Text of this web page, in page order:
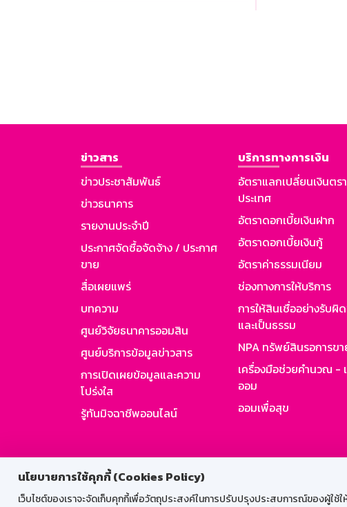
นโยบายการใช้คุกกี้ (Cookies Policy)
เว็บไซต์ของเราจะจัดเก็บคุกกี้เพื่อวัตถุประสงค์ในการปรับปรุงประสบการณ์ของผู้ใช้
ข่าวสาร
ข่าวประชาสัมพันธ์
ข่าวธนาคาร
รายงานประจำปี
ประกาศจัดซื้อจัดจ้าง / ประกาศ
ขาย
สื่อเผยแพร่
บทความ
ศูนย์วิจัยธนาคารออมสิน
ศูนย์บริการข้อมูลข่าวสาร
การเปิดเผยข้อมูลและความ
โปร่งใส
รู้ทันมิจฉาชีพออนไลน์
บริการทางการเงิน
อัตราแลกเปลี่ยนเงินตร
ประเทศ
อัตราดอกเบี้ยเงินฝาก
อัตราดอกเบี้ยเงินกู้
อัตราค่าธรรมเนียม
ช่องทางการให้บริการ
การให้สินเชื่ออย่างรับผิ
และเป็นธรรม
NPA ทรัพย์สินรอการข
เครื่องมือช่วยคำนวณ -
ออม
ออมเพื่อสุข